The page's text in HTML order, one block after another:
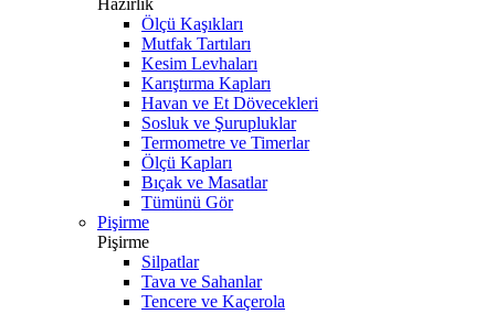
Hazırlık
Ölçü Kaşıkları
Mutfak Tartıları
Kesim Levhaları
Karıştırma Kapları
Havan ve Et Dövecekleri
Sosluk ve Şurupluklar
Termometre ve Timerlar
Ölçü Kapları
Bıçak ve Masatlar
Tümünü Gör
Pişirme
Pişirme
Silpatlar
Tava ve Sahanlar
Tencere ve Kaçerola